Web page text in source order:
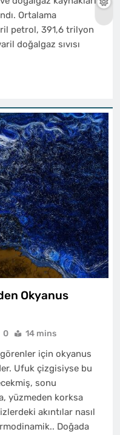
Ortalama
petrol, 391,6 trilyon
doğalgaz sıvısı
Okyanus
0 14 mins
için okyanus
Ufuk çizgisiyse bu
sonu
yüzmeden korksa
akıntılar nasıl
Doğada